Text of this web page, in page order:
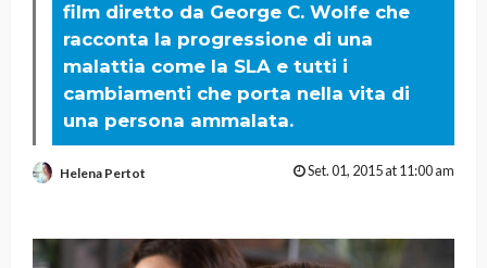
film diretto da George C. Wolfe che
racconta la progressione di una
malattia come la SLA e tutti i
cambiamenti che porta nella vita di
una persona ammalata.
Helena Pertot Set. 01, 2015 at 11:00 am